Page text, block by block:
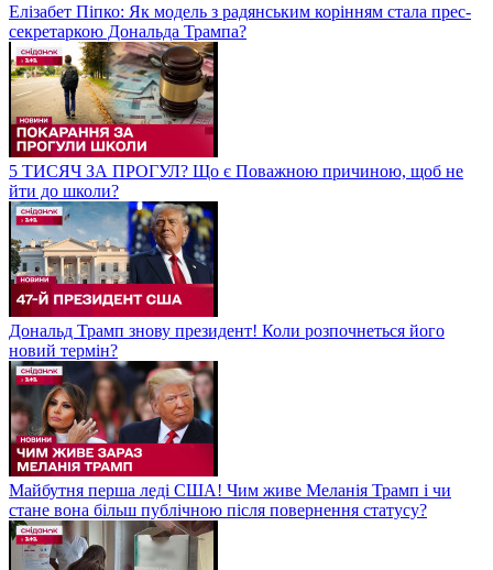
Елізабет Піпко: Як модель з радянським корінням стала прес-
секретаркою Дональда Трампа?
5 ТИСЯЧ ЗА ПРОГУЛ? Що є Поважною причиною, щоб не
йти до школи?
Дональд Трамп знову президент! Коли розпочнеться його
новий термін?
Майбутня перша леді США! Чим живе Меланія Трамп і чи
стане вона більш публічною після повернення статусу?